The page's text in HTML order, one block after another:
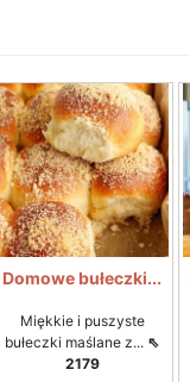
Domowe bułeczki...
Miękkie i puszyste
bułeczki maślane z... ⇖
2179